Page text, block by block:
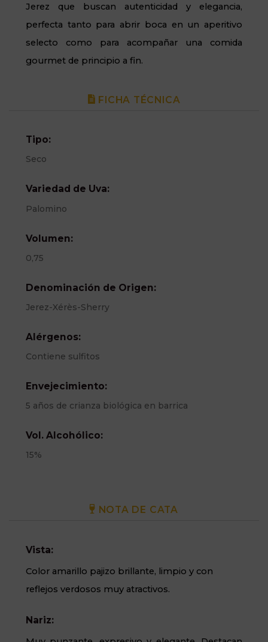
Jerez que buscan autenticidad y elegancia,
perfecta tanto para abrir boca en un aperitivo
selecto como para acompañar una comida
gourmet de principio a fin.
FICHA TÉCNICA
Tipo:
Seco
Variedad de Uva:
Palomino
Volumen:
0,75
Denominación de Origen:
Jerez-Xérès-Sherry
Alérgenos:
Contiene sulfitos
Envejecimiento:
5 años de crianza biológica en barrica
Vol. Alcohólico:
15%
NOTA DE CATA
Vista:
Color amarillo pajizo brillante, limpio y con
reflejos verdosos muy atractivos.
Nariz: